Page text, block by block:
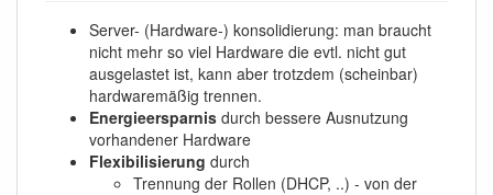
Server- (Hardware-) konsolidierung: man braucht
nicht mehr so viel Hardware die evtl. nicht gut
ausgelastet ist, kann aber trotzdem (scheinbar)
hardwaremäßig trennen.
Energieersparnis durch bessere Ausnutzung
vorhandener Hardware
Flexibilisierung durch
Trennung der Rollen (DHCP, ..) - von der